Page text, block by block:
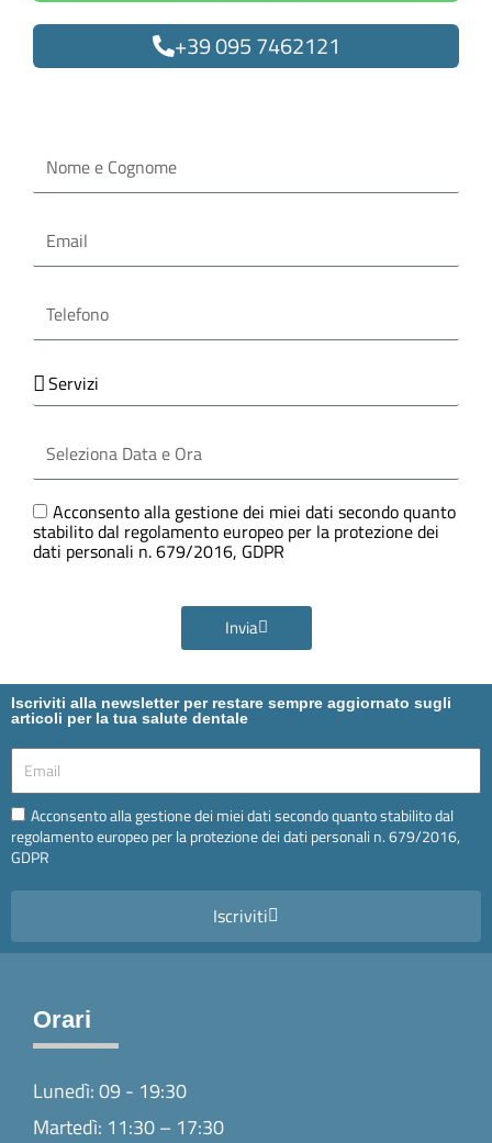
+39 095 7462121
Cognome
Servizi
Data
e
GDPR
Acconsento alla gestione dei miei dati secondo quanto
stabilito dal regolamento europeo per la protezione dei
dati personali n. 679/2016, GDPR
Invia
Iscriviti alla newsletter per restare sempre aggiornato sugli
articoli per la tua salute dentale
Email
Email
Acconsento alla gestione dei miei dati secondo quanto stabilito dal
regolamento europeo per la protezione dei dati personali n. 679/2016,
GDPR
Iscriviti
Orari
Lunedì: 09 - 19:30
Martedì: 11:30 – 17:30